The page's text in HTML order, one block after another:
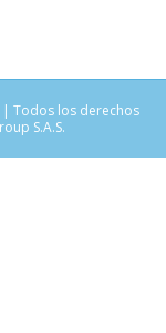
| Todos los derechos
S.A.S.